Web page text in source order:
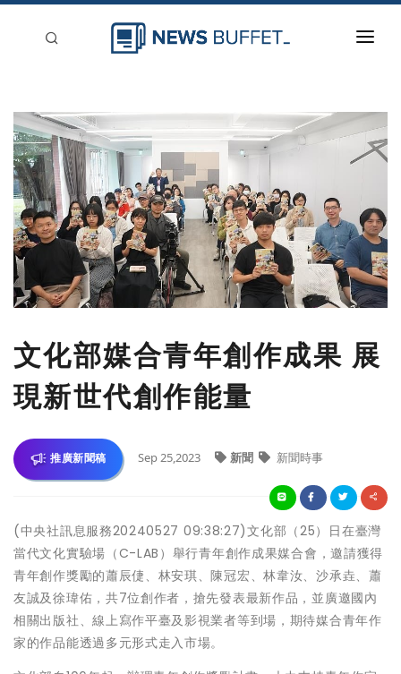
新聞稿分類
登入
刊登
文化部媒合青年創作成果 展
現新世代創作能量
推廣新聞稿 Sep 25,2023 新聞 新聞時事
(中央社訊息服務20240527 09:38:27)文化部（25）日在臺灣
當代文化實驗場（C-LAB）舉行青年創作成果媒合會，邀請獲得
青年創作獎勵的蕭辰倢、林安琪、陳冠宏、林韋汝、沙承垚、蕭
友誠及徐瑋佑，共7位創作者，搶先發表最新作品，並廣邀國內
相關出版社、線上寫作平臺及影視業者等到場，期待媒合青年作
家的作品能透過多元形式走入市場。